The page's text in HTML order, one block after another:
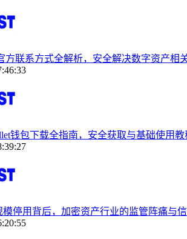
方联系方式全解析，安全解决数字资产相
钱包下载全指南，安全获取与基础使用教
模停用背后，加密资产行业的监管阵痛与